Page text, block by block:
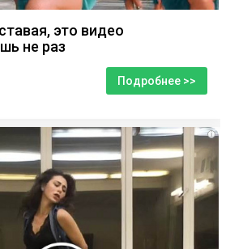
это видео
не раз
Подробнее >>
i